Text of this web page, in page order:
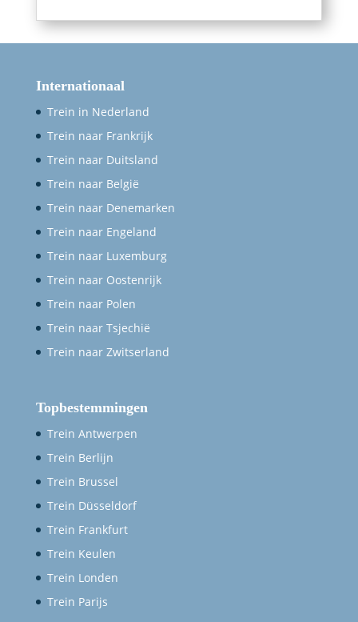
Internationaal
Trein in Nederland
Trein naar Frankrijk
Trein naar Duitsland
Trein naar België
Trein naar Denemarken
Trein naar Engeland
Trein naar Luxemburg
Trein naar Oostenrijk
Trein naar Polen
Trein naar Tsjechië
Trein naar Zwitserland
Topbestemmingen
Trein Antwerpen
Trein Berlijn
Trein Brussel
Trein Düsseldorf
Trein Frankfurt
Trein Keulen
Trein Londen
Trein Parijs